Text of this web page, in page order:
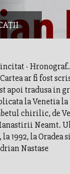
-
ar fi fost
apoi tradusa in
la Venetia la
chirilic, de
Neamt.
1992, la Oradea
Nastase